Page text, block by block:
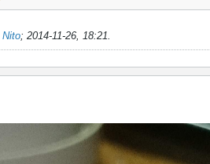
Nito; 2014-11-26, 18:21.